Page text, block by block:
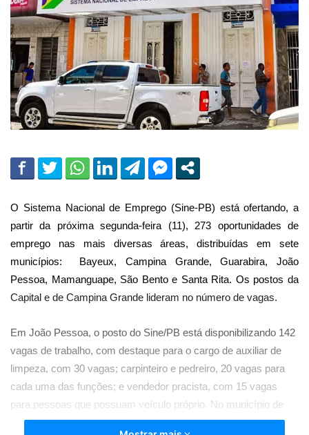
O Sistema Nacional de Emprego (Sine-PB) está ofertando, a
partir da próxima segunda-feira (11), 273 oportunidades de
emprego nas mais diversas áreas, distribuídas em sete
municípios: Bayeux, Campina Grande, Guarabira, João
Pessoa, Mamanguape, São Bento e Santa Rita. Os postos da
Capital e de Campina Grande lideram no número de vagas.
Em João Pessoa, o posto do Sine/PB está disponibilizando 142
vagas de trabalho, com destaque para o cargo de auxiliar de
limpeza, com 30 vagas; carpinteiro e pedreiro, 20 vagas para
cada uma das funções; e vendedor pracista, com 15 vagas
para pessoas que possuam veículo próprio. No município de
Campina Grande, são 62 vagas. Em Bayeux, o posto do